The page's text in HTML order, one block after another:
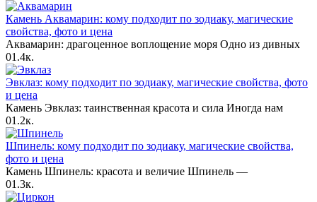
Камень Аквамарин: кому подходит по зодиаку, магические
свойства, фото и цена
Аквамарин: драгоценное воплощение моря Одно из дивных
01.4к.
Эвклаз: кому подходит по зодиаку, магические свойства, фото
и цена
Камень Эвклаз: таинственная красота и сила Иногда нам
01.2к.
Шпинель: кому подходит по зодиаку, магические свойства,
фото и цена
Камень Шпинель: красота и величие Шпинель —
01.3к.